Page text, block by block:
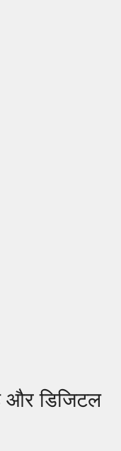
और डिजिटल